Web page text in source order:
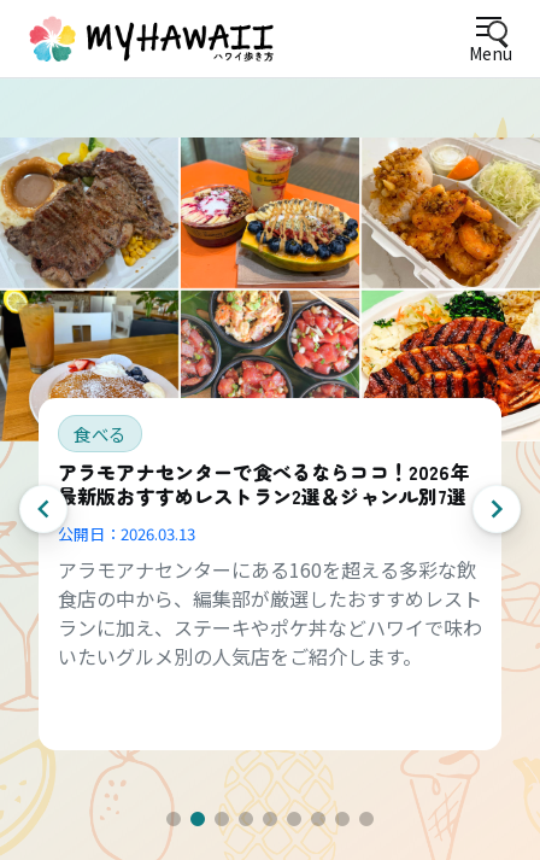
Menu
食べる
アラモアナセンターで食べるならココ！2026年
最新版おすすめレストラン2選＆ジャンル別7選
公開日： 2026.03.13
アラモアナセンターにある160を超える多彩な飲
食店の中から、編集部が厳選したおすすめレスト
ランに加え、ステーキやポケ丼などハワイで味わ
いたいグルメ別の人気店をご紹介します。